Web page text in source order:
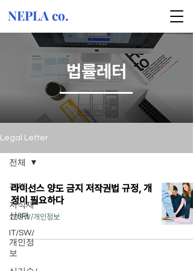
NEPLA co.
법률레터
Legal Letter
전체
지식재
산(IP)
IT/SW/
개인정
보
전체
라이선스 양도 금지 저작권법 규정, 개
정이 필요하다
IT/SW/개인정보